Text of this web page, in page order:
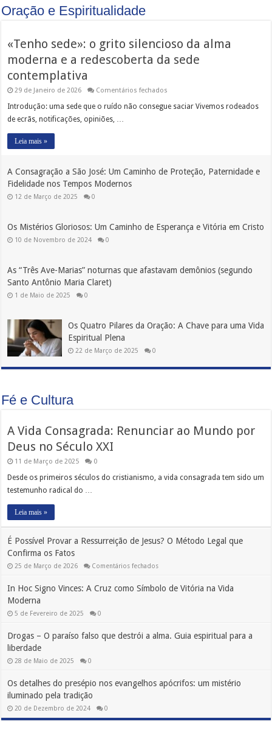
Oração e Espiritualidade
«Tenho sede»: o grito silencioso da alma
moderna e a redescoberta da sede
contemplativa
29 de Janeiro de 2026 Comentários fechados
sede»:
a
redescoberta
Introdução: uma sede que o ruído não consegue saciar Vivemos rodeados
de ecrãs, notificações, opiniões, …
Leia mais »
A Consagração a São José: Um Caminho de Proteção, Paternidade e
Fidelidade nos Tempos Modernos
12 de Março de 2025 0
Os Mistérios Gloriosos: Um Caminho de Esperança e Vitória em Cristo
10 de Novembro de 2024 0
As “Três Ave-Marias” noturnas que afastavam demônios (segundo
Santo Antônio Maria Claret)
1 de Maio de 2025 0
Os Quatro Pilares da Oração: A Chave para uma Vida
Espiritual Plena
22 de Março de 2025 0
Fé e Cultura
A Vida Consagrada: Renunciar ao Mundo por
Deus no Século XXI
11 de Março de 2025 0
Desde os primeiros séculos do cristianismo, a vida consagrada tem sido um
testemunho radical do …
Leia mais »
É Possível Provar a Ressurreição de Jesus? O Método Legal que
Confirma os Fatos
25 de Março de 2026 Comentários fechadosem
Provar
Legal
In Hoc Signo Vinces: A Cruz como Símbolo de Vitória na Vida
Moderna
5 de Fevereiro de 2025 0
Drogas – O paraíso falso que destrói a alma. Guia espiritual para a
liberdade
28 de Maio de 2025 0
Os detalhes do presépio nos evangelhos apócrifos: um mistério
iluminado pela tradição
20 de Dezembro de 2024 0